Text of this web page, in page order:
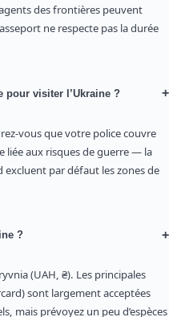
des frontières peuvent
ne respecte pas la durée
pour visiter l’Ukraine ? +
vous que votre police couvre
liée aux risques de guerre — la
par défaut les zones de
? +
(UAH, ₴). Les principales
sont largement acceptées
mais prévoyez un peu d’espèces